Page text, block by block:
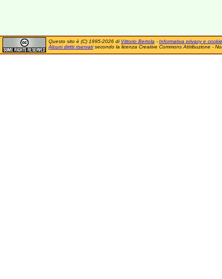
Questo sito è (C) 1995-2026 di Vittorio Bertola - Informativa privacy e cookie
Alcuni diritti riservatisecondo la licenza Creative Commons Attribuzione -